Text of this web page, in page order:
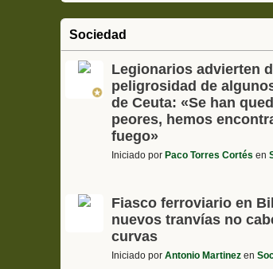
Sociedad
Legionarios advierten
peligrosidad de
de Ceuta: «Se han
peores, hemos
fuego»
Iniciado por Paco Torres Cortés en
Fiasco ferroviario en
nuevos tranvías no
curvas
Iniciado porAntonio Martinez en